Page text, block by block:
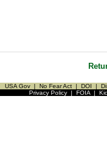
USA Gov | No Fear Act | DOI |
Privacy Policy| FOIA|